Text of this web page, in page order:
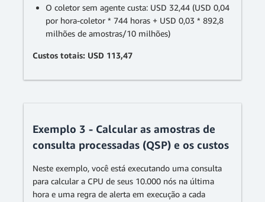
O coletor sem agente custa: USD 32,44 (USD 0,04
por hora-coletor * 744 horas + USD 0,03 * 892,8
milhões de amostras/10 milhões)
Custos totais: USD 113,47
Exemplo 3 - Calcular as amostras de
consulta processadas (QSP) e os custos
Neste exemplo, você está executando uma consulta
para calcular a CPU de seus 10.000 nós na última
hora e uma regra de alerta em execução a cada